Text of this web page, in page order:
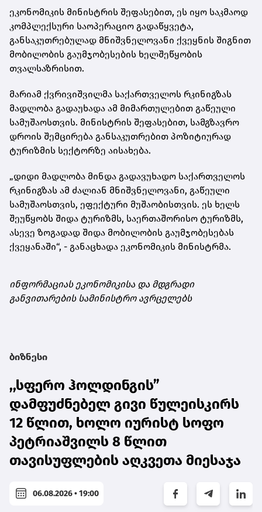
ეკონომიკის მინისტრის შეფასებით, ეს იყო საკმაოდ
კომპლექსური საოპერაციო გადაწყვეტა,
განსაკუთრებულად მნიშვნელოვანი ქვეყნის შიგნით
მობილობის გაუმჯობესების ხელშეწყობის
თვალსაზრისით.
მარიამ ქვრივიშვილმა საქართველოს რკინიგზას
მადლობა გადაუხადა ამ მიმართულებით გაწეული
სამუშაოსთვის. მინისტრის შეფასებით, სამგზავრო
დროის შემცირება განსაკუთრებით პოზიტიურად
ტურიზმის სექტორზე აისახება.
„დიდი მადლობა მინდა გადავუხადო საქართველოს
რკინიგზას ამ ძალიან მნიშვნელოვანი, გაწეული
სამუშაოსთვის, ეფექტური მუშაობისთვის. ეს ხელს
შეუწყობს შიდა ტურიზმს, საერთაშორისო ტურიზმს,
ასევე ზოგადად შიდა მობილობის გაუმჯობესებას
ქვეყანაში“, - განაცხადა ეკონომიკის მინისტრმა.
ინფორმაციას ეკონომიკისა და მდგრადი
განვითარების სამინისტრო ავრცელებს
ბიზნესი
,,სფერო ჰოლდინგის”
დამფუძნებელ გივი წულეისკირს
12 წლით, ხოლო იურისტ სოფო
პეტრიაშვილს 8 წლით
თავისუფლების აღკვეთა მიესაჯა
06.08.2026 • 19:00